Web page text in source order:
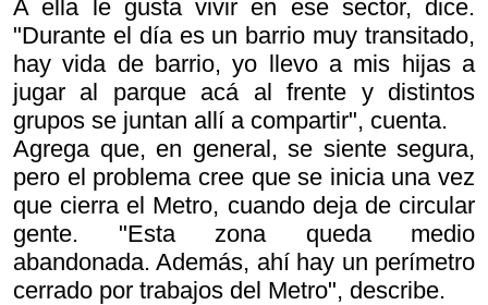
A ella le gusta vivir en ese sector, dice.
"Durante el día es un barrio muy transitado,
hay vida de barrio, yo llevo a mis hijas a
jugar al parque acá al frente y distintos
grupos se juntan allí a compartir", cuenta.
Agrega que, en general, se siente segura,
pero el problema cree que se inicia una vez
que cierra el Metro, cuando deja de circular
gente. "Esta zona queda medio
abandonada. Además, ahí hay un perímetro
cerrado por trabajos del Metro", describe.